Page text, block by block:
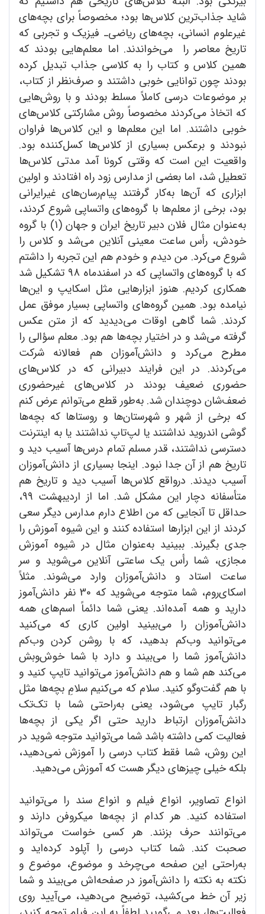
شاید جذاب‌ترین کلاس‌ها بود؛ مخصوصاً برای بچه‌های
غیرعلوم انسانی، بچه‌های ریاضی‌ـ فیزیک و تجربی که
تاریخ معاصر را می‌خواندند. اما معلم‌هایی بودند که
همین کلاس و کتاب را به کلاسی جذاب تبدیل کرده
بودند چون توانایی خوبی داشتند و صرف‌نظر از کتاب،
بر موضوعات درسی کاملاً مسلط بودند و با روش‌هایی
که اتخاذ می‌کردند مخصوصاً روش مشارکتی کلاس‌های
خوبی داشتند. اما این معلم‌ها و این کلاس‌ها فراوان
نبودند و برعکس بسیاری از کلاس‌ها کسل‌کننده بود.
واقعیت این است که وقتی کرونا آمد مدتی کلاس‌ها
تعطیل شد، اما بعضی از مدارس زود راه افتادند و اولین
ابزاری که آن‌ها به‌کار گرفتند پیام‌رسان‌های غیرایرانی
بود، برخی از معلم‌ها با گروه‌های واتساپی شروع کردند،
به‌عنوان مثال فلان دبیر تاریخ ایران و جهان (1) با گروه
خودش، رأس ساعت معینی آنلاین می‌شد و کلاس را
شروع می‌کرد. من دیدم و خودم هم این تجربه را داشتم
که با گروه‌های واتساپی که در اسفندماه 98 تشکیل شد
همکاری کردیم. هنوز ابزارهایی مثل اسکایپ و این‌ها
نیامده بود. همین گروه‌های واتساپی بسیار موفق عمل
کردند. شما گاهی اوقات می‌دیدید که از متن عکس
گرفته می‌شد و در اختیار بچه‌ها هم بود. معلم سؤالی را
مطرح می‌کرد و دانش‌آموزان هم فعالانه شرکت
می‌کردند. در این فرایند دبیرانی که در کلاس‌های
حضوری ضعیف بودند در کلاس‌های غیرحضوری
ضعف‌شان دوچندان شد. به‌طور قطع می‌توانم عرض کنم
که برخی از شهر و شهرستان‌ها و روستاها که بچه‌ها
گوشی اندروید نداشتند یا لپ‌تاپ نداشتند یا به اینترنت
دسترسی نداشتند، قدر مسلم تمام درس‌ها آسیب دید و
تاریخ هم از آن جدا نبود. اینجا بسیاری از دانش‌آموزان
آسیب دیدند. درواقع کلاس‌ها آسیب دید و تاریخ هم
متأسفانه دچار این مشکل شد. اما از اردیبهشت 99،
حداقل تا آنجایی که من اطلاع دارم مدارس دیگر سعی
کردند از این ابزارها استفاده کنند و این شیوه آموزش را
جدی بگیرند. ببینید به‌عنوان مثال در شیوه آموزش
مجازی، شما رأس یک ساعتی آنلاین می‌شوید و سر
ساعت استاد و دانش‌آموزان وارد می‌شوند. مثلاً
اسکای‌روم، شما متوجه می‌شوید که 30 نفر دانش‌آموز
دارید و همه آمده‌اند. یعنی شما دائماً اسم‌های همه
دانش‌آموزان را می‌بینید اولین کاری که می‌کنید
می‌توانید وب‌کم بدهید، که با روشن کردن وب‌کم
دانش‌آموز شما را می‌بیند و دارد با شما خوش‌و‌بش
می‌کند هم شما و هم دانش‌آموز می‌توانید تایپ کنید و
با هم گفت‌وگو کنید. سلام که می‌کنیم سلامِ بچه‌ها مثل
رگبار تایپ می‌شود، یعنی به‌راحتی شما با تک‌تک
دانش‌آموزان ارتباط دارید حتی اگر یکی از بچه‌ها
فعالیت کمی داشته باشد شما می‌توانید متوجه شوید در
این روش، شما فقط کتاب درسی را آموزش نمی‌دهید،
بلکه خیلی چیزهای دیگر هست که آموزش‌ می‌دهید.
انواع تصاویر، انواع فیلم و انواع سند را می‌توانید
استفاده کنید. هر کدام از بچه‌ها میکروفن دارند و
می‌توانند حرف بزنند. هر کسی خواست می‌تواند
صحبت کند. شما کتاب‌ درسی را آپلود کرده‌اید و
به‌راحتی این صفحه می‌چرخد و موضوع، موضوع و
نکته به نکته را دانش‌آموز در صفحه‌اش می‌بیند و شما
زیر آن خط می‌کشید، توضیح می‌دهید، می‌آیید روی